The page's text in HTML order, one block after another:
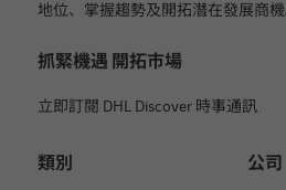
地位、掌握趨勢及開拓潛在發展商機
抓緊機遇 開拓市場
立即訂閱 DHL Discover 時事通訊
類別 公司